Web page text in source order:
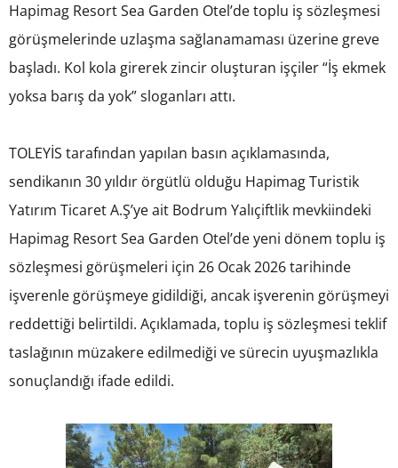
Hapimag Resort Sea Garden Otel’de toplu iş sözleşmesi
görüşmelerinde uzlaşma sağlanamaması üzerine greve
başladı. Kol kola girerek zincir oluşturan işçiler “İş ekmek
yoksa barış da yok” sloganları attı.
TOLEYİS tarafından yapılan basın açıklamasında,
sendikanın 30 yıldır örgütlü olduğu Hapimag Turistik
Yatırım Ticaret A.Ş’ye ait Bodrum Yalıçiftlik mevkiindeki
Hapimag Resort Sea Garden Otel’de yeni dönem toplu iş
sözleşmesi görüşmeleri için 26 Ocak 2026 tarihinde
işverenle görüşmeye gidildiği, ancak işverenin görüşmeyi
reddettiği belirtildi. Açıklamada, toplu iş sözleşmesi teklif
taslağının müzakere edilmediği ve sürecin uyuşmazlıkla
sonuçlandığı ifade edildi.